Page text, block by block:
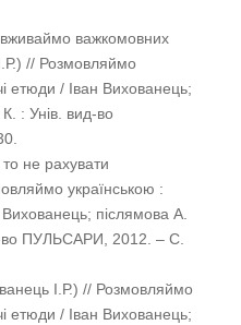
вживаймо важкомовних
// Розмовляймо
етюди / Іван Вихованець;
: Унів. вид-во
не рахувати
українською :
післямова А.
во ПУЛЬСАРИ, 2012. – С.
І.Р.) // Розмовляймо
етюди / Іван Вихованець;